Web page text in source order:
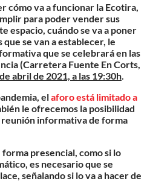
cómo va a funcionar la Ecotira,
para poder vender sus
espacio, cuándo se va a poner
se van a establecer, le
que se celebrará en las
(Carretera Fuente En Corts,
abril de 2021, a las 19:30h.
elaforo está limitado a
le ofrecemos la posibilidad
informativa de forma
presencial, como si lo
es necesario que se
señalando si lo va a hacer de